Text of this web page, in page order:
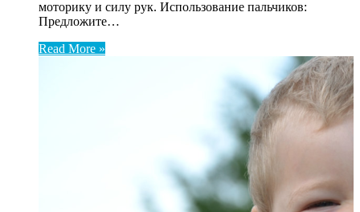
моторику и силу рук. Использование пальчиков:
Предложите…
Read More »